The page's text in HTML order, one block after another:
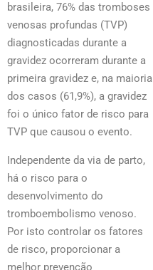
brasileira, 76% das tromboses
venosas profundas (TVP)
diagnosticadas durante a
gravidez ocorreram durante a
primeira gravidez e, na maioria
dos casos (61,9%), a gravidez
foi o único fator de risco para
TVP que causou o evento.
Independente da via de parto,
há o risco para o
desenvolvimento do
tromboembolismo venoso.
Por isto controlar os fatores
de risco, proporcionar a
melhor prevenção